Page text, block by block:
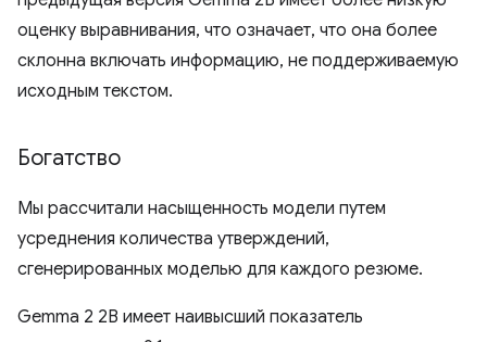
оценку выравнивания, что означает, что она более
склонна включать информацию, не поддерживаемую
исходным текстом.
Богатство
Мы рассчитали насыщенность модели путем
усреднения количества утверждений,
сгенерированных моделью для каждого резюме.
Gemma 2 2B имеет наивысший показатель